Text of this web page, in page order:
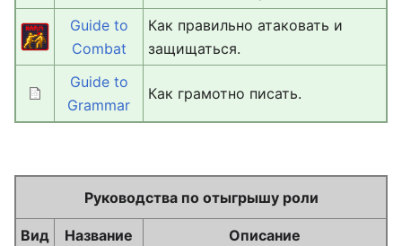
Guide to
Combat
Как правильно атаковать и
защищаться.
Guide to
Grammar
Как грамотно писать.
Руководства по отыгрышу роли
Вид Название
Описание